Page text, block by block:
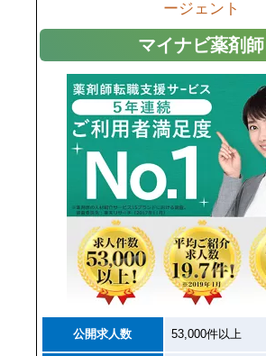
ージェント
マイナビ薬剤師
公開求人数 53,000件以上